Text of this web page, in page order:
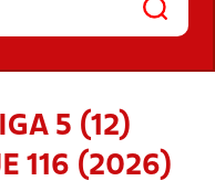
5 (12)
116 (2026)